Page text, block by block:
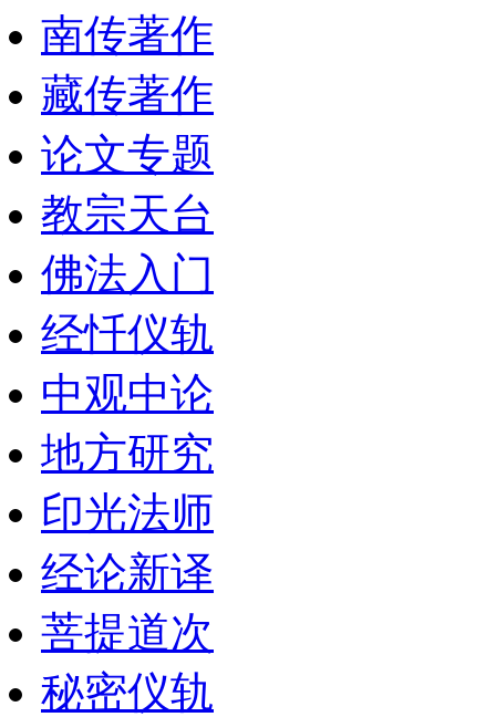
南传著作
藏传著作
论文专题
教宗天台
佛法入门
经忏仪轨
中观中论
地方研究
印光法师
经论新译
菩提道次
秘密仪轨